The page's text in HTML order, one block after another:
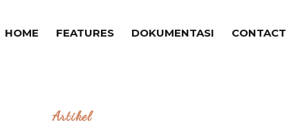
HOME FEATURES DOKUMENTASI CONTACT
Artikel